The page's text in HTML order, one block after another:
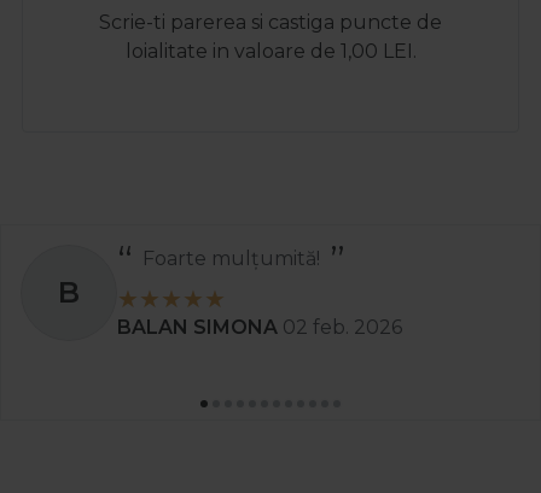
Scrie-ti parerea si castiga puncte de
loialitate in valoare de 1,00 LEI.
02 feb. 2026